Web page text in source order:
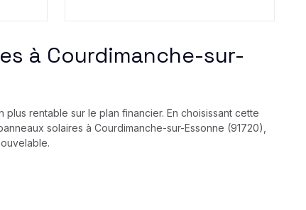
à Courdimanche-sur-
rentable sur le plan financier. En choisissant cette
solaires à Courdimanche-sur-Essonne (91720),